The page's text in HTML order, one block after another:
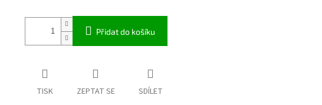
Přidat do košíku
TISK ZEPTAT SE SDÍLET